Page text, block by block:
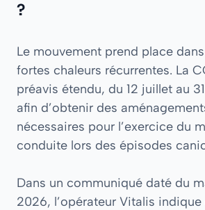
?
Le mouvement prend place
fortes chaleurs récurrentes. La
préavis étendu, du 12 juillet au
afin d’obtenir des
nécessaires pour l’exercice du
conduite lors des épisodes
Dans un communiqué daté du
2026, l’opérateur Vitalis indique